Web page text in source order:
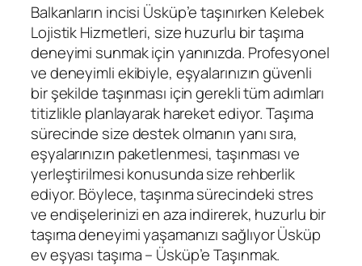
Balkanların incisi Üsküp’e taşınırken Kelebek
Lojistik Hizmetleri, size huzurlu bir taşıma
deneyimi sunmak için yanınızda. Profesyonel
ve deneyimli ekibiyle, eşyalarınızın güvenli
bir şekilde taşınması için gerekli tüm adımları
titizlikle planlayarak hareket ediyor. Taşıma
sürecinde size destek olmanın yanı sıra,
eşyalarınızın paketlenmesi, taşınması ve
yerleştirilmesi konusunda size rehberlik
ediyor. Böylece, taşınma sürecindeki stres
ve endişelerinizi en aza indirerek, huzurlu bir
taşıma deneyimi yaşamanızı sağlıyor Üsküp
ev eşyası taşıma – Üsküp’e Taşınmak.